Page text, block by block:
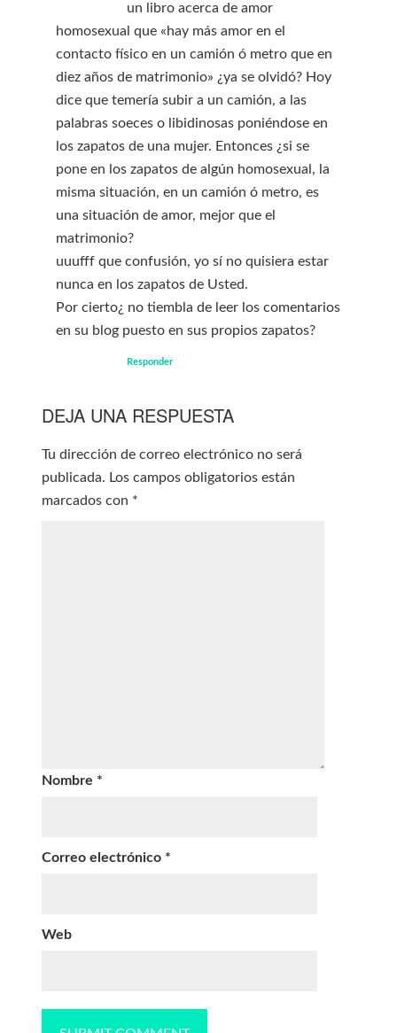
un libro acerca de amor
homosexual que «hay más amor en el
contacto físico en un camión ó metro que en
diez años de matrimonio» ¿ya se olvidó? Hoy
dice que temería subir a un camión, a las
palabras soeces o libidinosas poniéndose en
los zapatos de una mujer. Entonces ¿si se
pone en los zapatos de algún homosexual, la
misma situación, en un camión ó metro, es
una situación de amor, mejor que el
matrimonio?
uuufff que confusión, yo sí no quisiera estar
nunca en los zapatos de Usted.
Por cierto¿ no tiembla de leer los comentarios
en su blog puesto en sus propios zapatos?
Responder
DEJA UNA RESPUESTA
Tu dirección de correo electrónico no será
publicada. Los campos obligatorios están
marcados con *
Nombre *
Correo electrónico *
Web